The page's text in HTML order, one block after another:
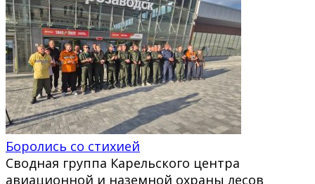
Боролись со стихией
Сводная группа Карельского центра
авиационной и наземной охраны лесов